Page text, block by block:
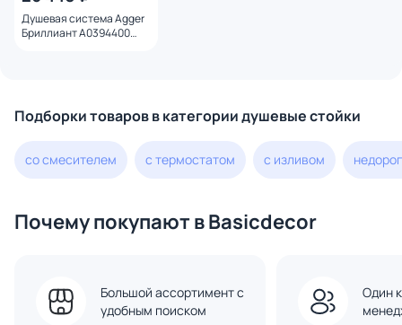
Душевая система Agger
Бриллиант A0394400
Подборки товаров в категории душевые стойки
со смесителем с термостатом с изливом
Почему покупают в Basicdecor
Большой ассортимент с
удобным поиском
Один